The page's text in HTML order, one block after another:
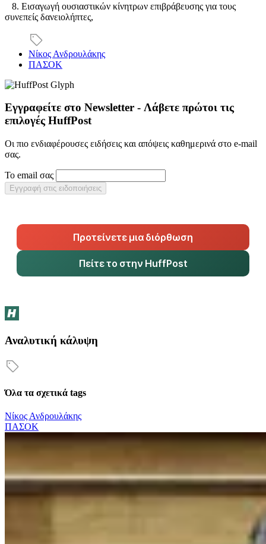
8. Εισαγωγή ουσιαστικών κίνητρων επιβράβευσης για τους
συνεπείς δανειολήπτες,
Νίκος Ανδρουλάκης
ΠΑΣΟΚ
Εγγραφείτε στο Newsletter - Λάβετε πρώτοι τις
επιλογές HuffPost
Οι πιο ενδιαφέρουσες ειδήσεις και απόψεις καθημερινά στο e-mail
σας.
Το email σας
Εγγραφή στις ειδοποιήσεις
Προτείνετε μια διόρθωση
Πείτε το στην HuffPost
Αναλυτική κάλυψη
Όλα τα σχετικά tags
Νίκος Ανδρουλάκης
ΠΑΣΟΚ